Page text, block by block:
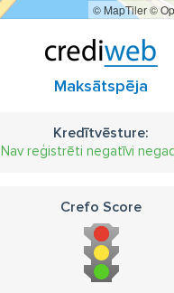
© MapTiler©
Maksātspēja
Kredītvēsture:
Nav reģistrēti negatīvi
Crefo Score